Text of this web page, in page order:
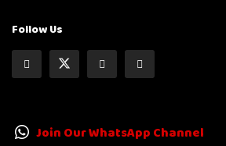
Follow Us
Join Our WhatsApp Channel